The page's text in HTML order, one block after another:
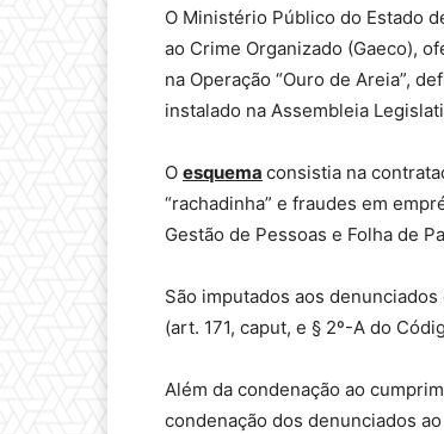
O Ministério Público do Estado
ao Crime Organizado (Gaeco),
na Operação “Ouro de Areia”,
instalado na Assembleia
O esquema consistia na
“rachadinha” e fraudes em
Gestão de Pessoas e Folha de
São imputados aos
(art. 171, caput, e § 2º-A do
Além da condenação ao
condenação dos denunciados